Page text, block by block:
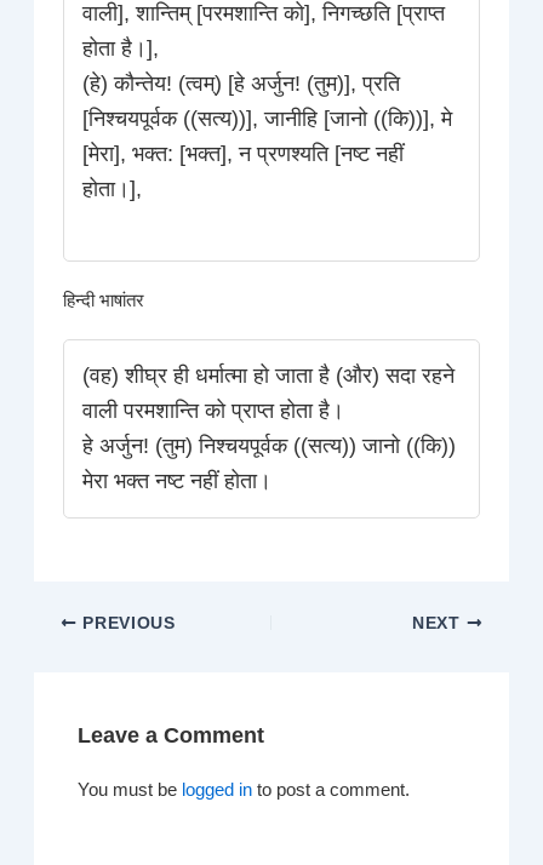
वाली], शान्तिम् [परमशान्ति को], निगच्छति [प्राप्त
होता है।],
(हे) कौन्तेय! (त्वम्) [हे अर्जुन! (तुम)], प्रति
[निश्चयपूर्वक ((सत्य))], जानीहि [जानो ((कि))], मे
[मेरा], भक्त: [भक्त], न प्रणश्यति [नष्ट नहीं
होता।],
हिन्दी भाषांतर
(वह) शीघ्र ही धर्मात्मा हो जाता है (और) सदा रहने
वाली परमशान्ति को प्राप्त होता है।
हे अर्जुन! (तुम) निश्चयपूर्वक ((सत्य)) जानो ((कि))
मेरा भक्त नष्ट नहीं होता।
PREVIOUS NEXT
Leave a Comment
You must be logged in to post a comment.